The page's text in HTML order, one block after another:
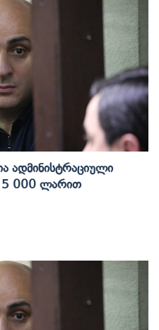
Ადმინისტრაციული
5 000 Ლარით